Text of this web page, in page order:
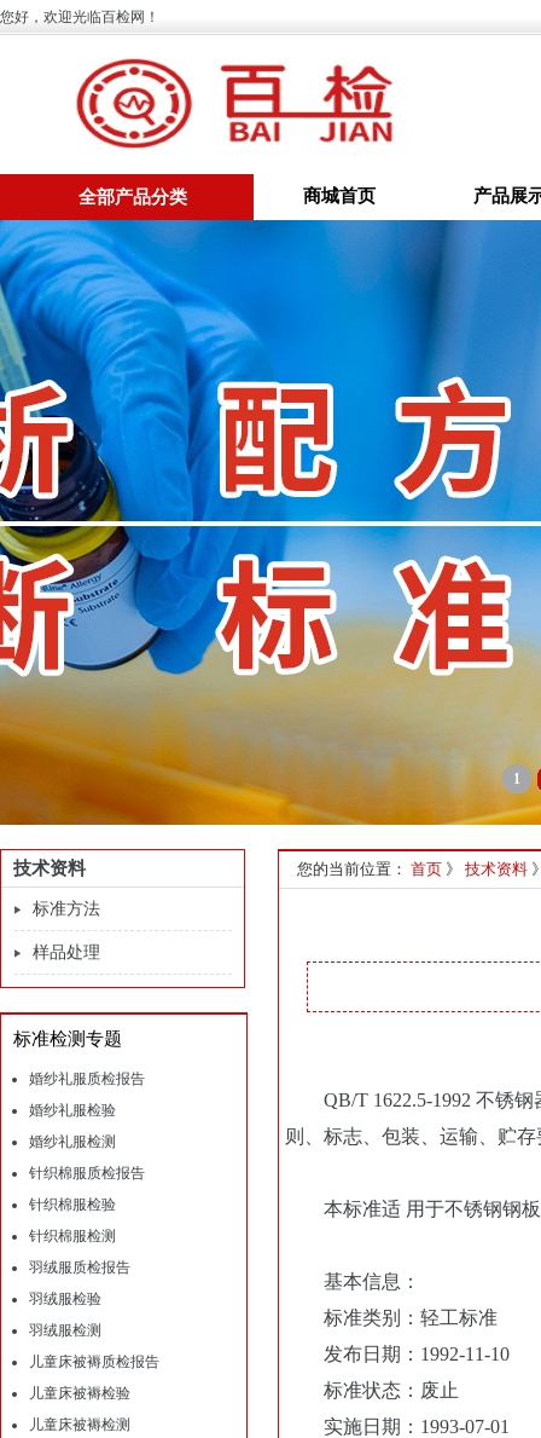
您好，欢迎光临百检网！
全部产品分类 商城首页 产品展
1
技术资料
标准方法
样品处理
标准检测专题
婚纱礼服质检报告
婚纱礼服检验
婚纱礼服检测
针织棉服质检报告
针织棉服检验
针织棉服检测
羽绒服质检报告
羽绒服检验
羽绒服检测
儿童床被褥质检报告
儿童床被褥检验
儿童床被褥检测
您的当前位置： 首页 》 技术资料
QB/T 1622.5-1992 不锈钢
则、标志、包装、运输、贮存
本标准适 用于不锈钢钢板
基本信息：
标准类别：轻工标准
发布日期：1992-11-10
标准状态：废止
实施日期：1993-07-01